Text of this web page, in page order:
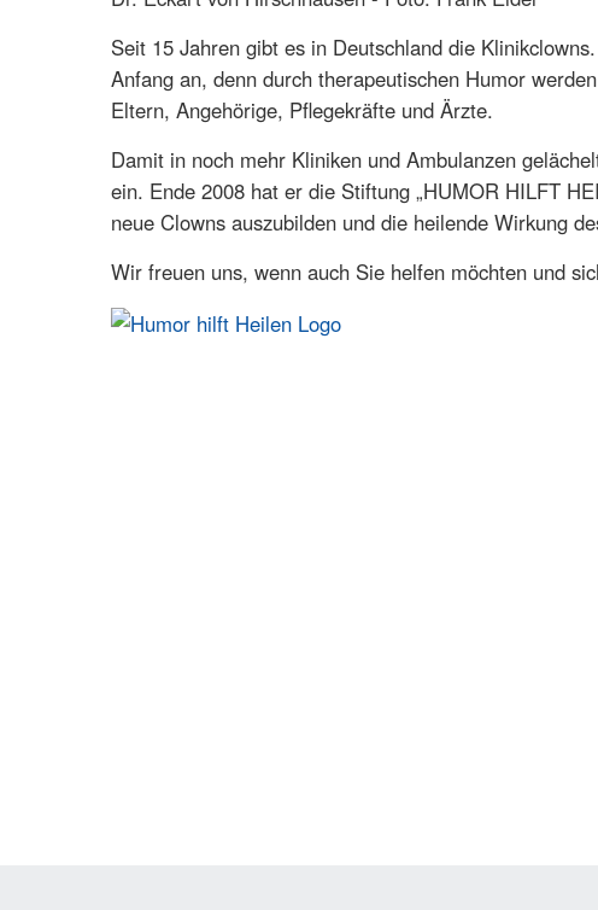
Seit 15 Jahren gibt es in Deutschland die
Anfang an, denn durch therapeutischen Humor
Eltern, Angehörige, Pflegekräfte und Ärzte.
Damit in noch mehr Kliniken und Ambulanzen
ein. Ende 2008 hat er die Stiftung „HUMOR HILFT
neue Clowns auszubilden und die heilende Wirkung
Wir freuen uns, wenn auch Sie helfen möchten und